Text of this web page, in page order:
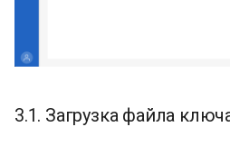
3.1. Загрузка файла